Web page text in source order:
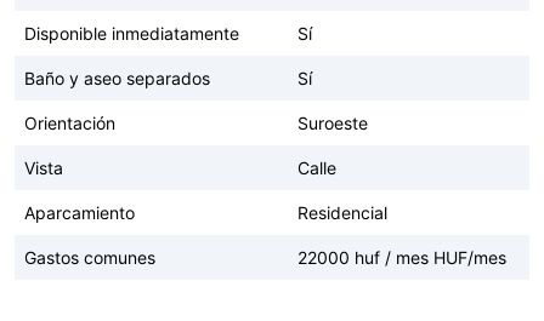
Disponible inmediatamente Sí
Baño y aseo separados Sí
Orientación Suroeste
Vista Calle
Aparcamiento Residencial
Gastos comunes 22000 huf / mes HUF/mes